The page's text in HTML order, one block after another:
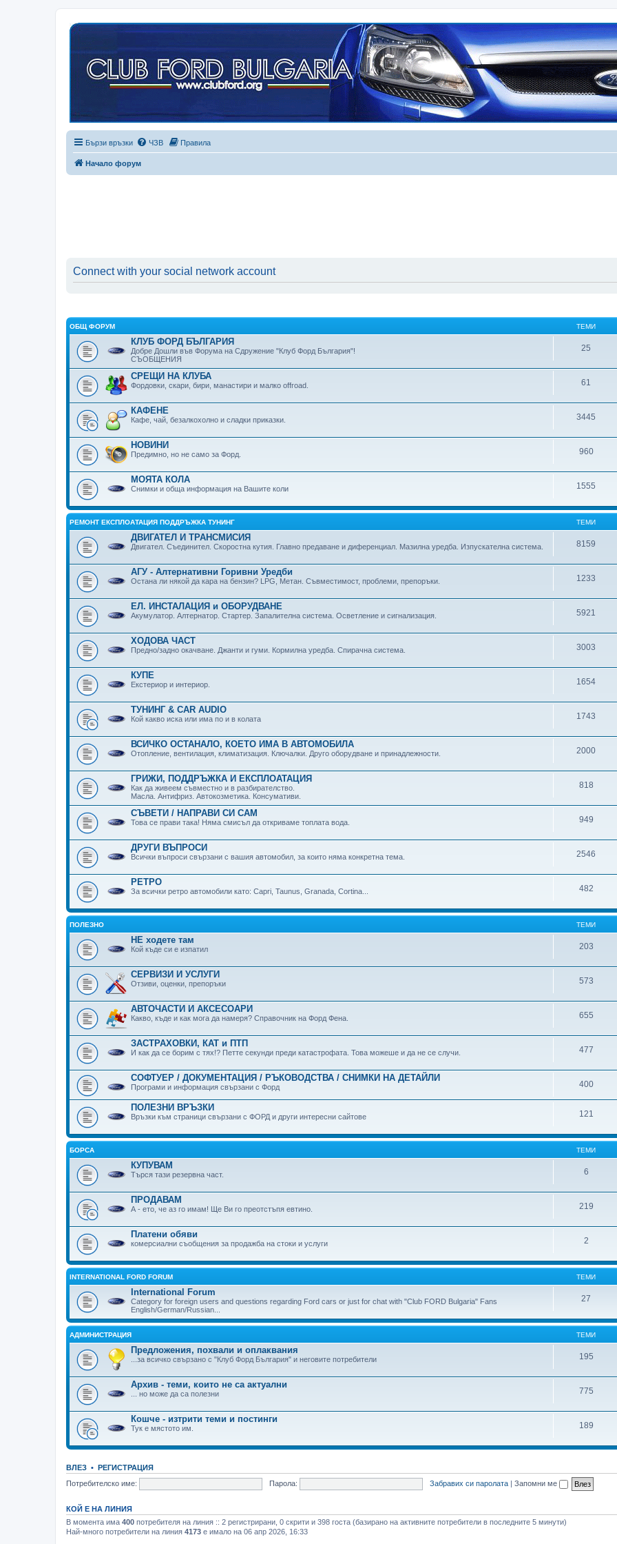
Бързи връзки ЧЗВ Правила
Начало форум
Connect with your social network account
ОБЩ ФОРУМ ТЕМИ
КЛУБ ФОРД БЪЛГАРИЯ
Добре Дошли във Форума на Сдружение "Клуб Форд България"!
СЪОБЩЕНИЯ
25
СРЕЩИ НА КЛУБА
Фордовки, скари, бири, манaстири и малко offroad. 61
КАФЕНЕ
Кафе, чай, безалкохолно и сладки приказки. 3445
НОВИНИ
Предимно, но не само за Форд. 960
МОЯТА КОЛА
Снимки и обща информация на Вашите коли 1555
РЕМОНТ ЕКСПЛОАТАЦИЯ ПОДДРЪЖКА ТУНИНГ ТЕМИ
ДВИГАТЕЛ И ТРАНСМИСИЯ
Двигател. Съединител. Скоростна кутия. Главно предаване и диференциал. Мазилна уредба. Изпускателна система. 8159
АГУ - Алтернативни Горивни Уредби
Остана ли някой да кара на бензин? LPG, Метан. Съвместимост, проблеми, препоръки. 1233
ЕЛ. ИНСТАЛАЦИЯ и ОБОРУДВАНЕ
Акумулатор. Алтернатор. Стартер. Запалителна система. Осветление и сигнализация. 5921
ХОДОВА ЧАСТ
Предно/задно окачване. Джанти и гуми. Кормилна уредба. Спирачна система. 3003
КУПЕ
Екстериор и интериор. 1654
ТУНИНГ & CAR AUDIO
Кой какво иска или има по и в колата 1743
ВСИЧКО ОСТАНАЛО, КОЕТО ИМА В АВТОМОБИЛА
Отопление, вентилация, климатизация. Ключалки. Друго оборудване и принадлежности. 2000
ГРИЖИ, ПОДДРЪЖКА И ЕКСПЛОАТАЦИЯ
Как да живеем съвместно и в разбирателство.
Масла. Антифриз. Автокозметика. Консумативи.
818
СЪВЕТИ / НАПРАВИ СИ САМ
Това се прави така! Няма смисъл да откриваме топлата вода. 949
ДРУГИ ВЪПРОСИ
Всички въпроси свързани с вашия автомобил, за които няма конкретна тема. 2546
РЕТРО
За всички ретро автомобили като: Capri, Taunus, Granada, Cortina... 482
ПОЛЕЗНО ТЕМИ
НЕ ходете там
Кой къде си е изпатил 203
СЕРВИЗИ И УСЛУГИ
Отзиви, оценки, препоръки 573
АВТОЧАСТИ И АКСЕСОАРИ
Какво, къде и как мога да намеря? Справочник на Форд Фена. 655
ЗАСТРАХОВКИ, КАТ и ПТП
И как да се борим с тях!? Петте секунди преди катастрофата. Това можеше и да не се случи. 477
СОФТУЕР / ДОКУМЕНТАЦИЯ / РЪКОВОДСТВА / СНИМКИ НА ДЕТАЙЛИ
Програми и информация свързани с Форд 400
ПОЛЕЗНИ ВРЪЗКИ
Връзки към страници свързани с ФОРД и други интересни сайтове 121
БОРСА ТЕМИ
КУПУВАМ
Търся тази резервна част. 6
ПРОДАВАМ
А - ето, че аз го имам! Ще Ви го преотстъпя евтино. 219
Платени обяви
комерсиални съобщения за продажба на стоки и услуги 2
INTERNATIONAL FORD FORUM ТЕМИ
International Forum
Category for foreign users and questions regarding Ford cars or just for chat with "Club FORD Bulgaria" Fans
English/German/Russian...
27
АДМИНИСТРАЦИЯ ТЕМИ
Предложения, похвали и оплаквания
...за всичко свързано с "Клуб Форд България" и неговите потребители 195
Архив - теми, които не са актуални
... но може да са полезни 775
Кошче - изтрити теми и постинги
Тук е мястото им. 189
ВЛЕЗ • РЕГИСТРАЦИЯ
Потребителско име:
Парола: Забравих си паролата | Запомни ме
КОЙ Е НА ЛИНИЯ
В момента има 400 потребителя на линия :: 2 регистрирани, 0 скрити и 398 госта (базирано на активните потребители в последните 5 минути)
Най-много потребители на линия 4173 е имало на 06 апр 2026, 16:33